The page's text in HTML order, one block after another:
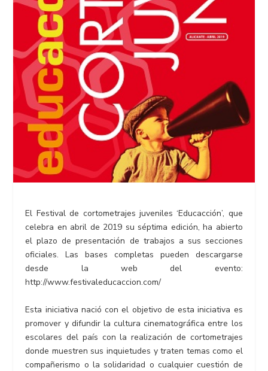
El Festival de cortometrajes juveniles ‘Educacción’, que
celebra en abril de 2019 su séptima edición, ha abierto
el plazo de presentación de trabajos a sus secciones
oficiales. Las bases completas pueden descargarse
desde la web del evento:
http://www.festivaleducaccion.com/
Esta iniciativa nació con el objetivo de esta iniciativa es
promover y difundir la cultura cinematográfica entre los
escolares del país con la realización de cortometrajes
donde muestren sus inquietudes y traten temas como el
compañerismo o la solidaridad o cualquier cuestión de